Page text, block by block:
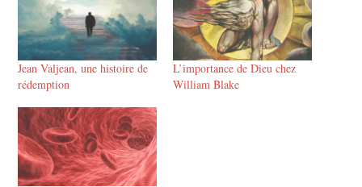
Jean Valjean, une histoire de
rédemption
L’importance de Dieu chez
William Blake